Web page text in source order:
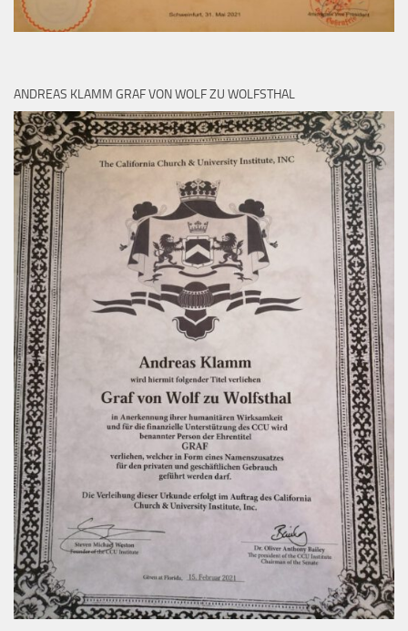
ANDREAS KLAMM GRAF VON WOLF ZU WOLFSTHAL